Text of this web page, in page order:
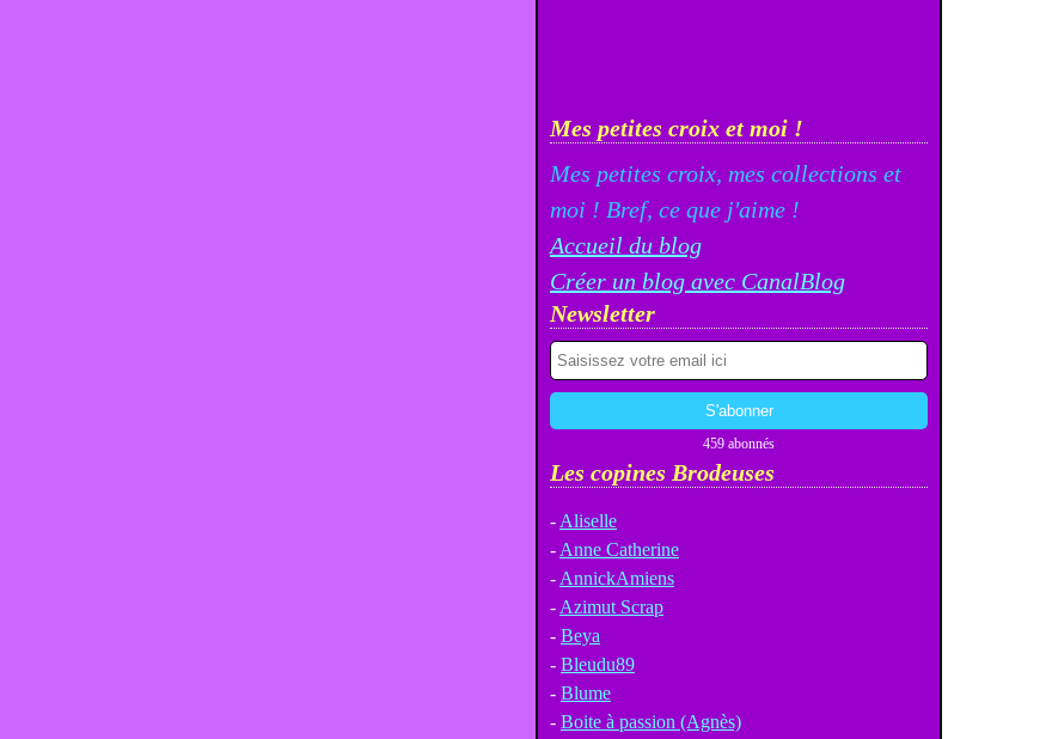
Mes petites croix et moi !
Mes petites croix, mes collections et
moi ! Bref, ce que j'aime !
Accueil du blog
Créer un blog avec CanalBlog
Newsletter
459 abonnés
Les copines Brodeuses
- Aliselle
- Anne Catherine
- AnnickAmiens
- Azimut Scrap
- Beya
- Bleudu89
- Blume
- Boite à passion (Agnès)